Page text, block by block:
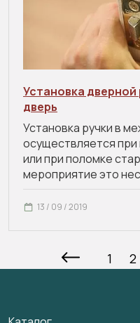
Установка
дверь
Установка ручки в
осуществляется
или при поломке
мероприятие это
13 / 09 / 2019
1 2